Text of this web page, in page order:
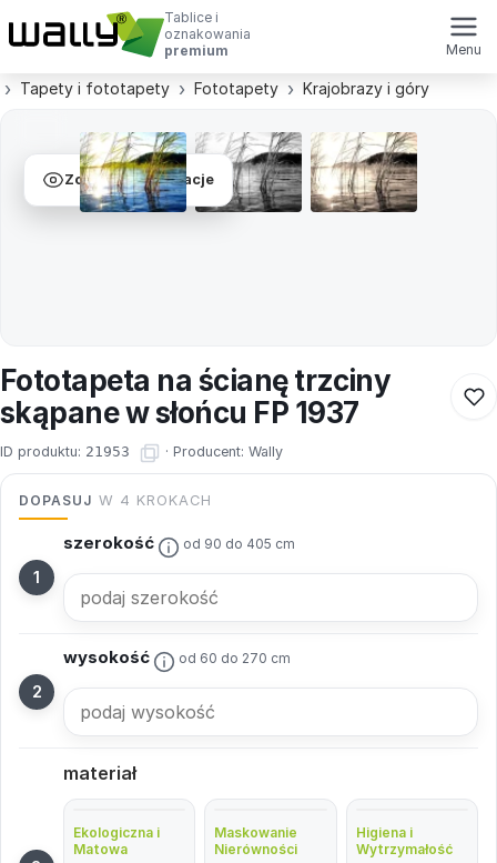
Tablice i
oznakowania
premium
Menu
Tapety i fototapety Fototapety Krajobrazy i góry
Zobacz wizualizacje
Fototapeta na ścianę trzciny
skąpane w słońcu FP 1937
ID produktu: 21953 · Producent: Wally
DOPASUJ W 4 KROKACH
szerokość od 90 do 405 cm
wysokość od 60 do 270 cm
materiał
Ekologiczna i
Matowa
Maskowanie
Nierówności
Higiena i
Wytrzymałość